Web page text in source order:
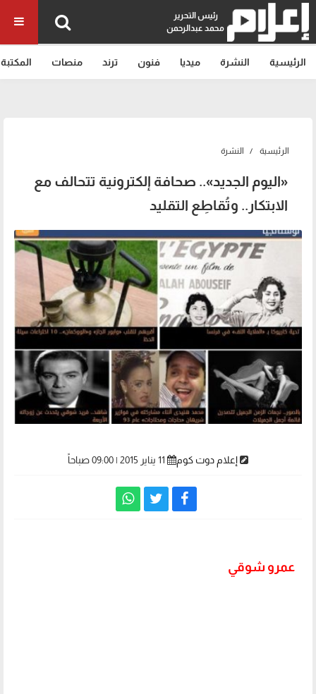
رئيس التحرير
محمد عبدالرحمن
الرئيسية النشرة ميديا فنون ترند منصات المكتبة
الرئيسية النشرة
«اليوم الجديد».. صحافة إلكترونية تتحالف مع
الابتكار.. وتُقاطِع التقليد
إعلام دوت كوم
عمرو شوقي